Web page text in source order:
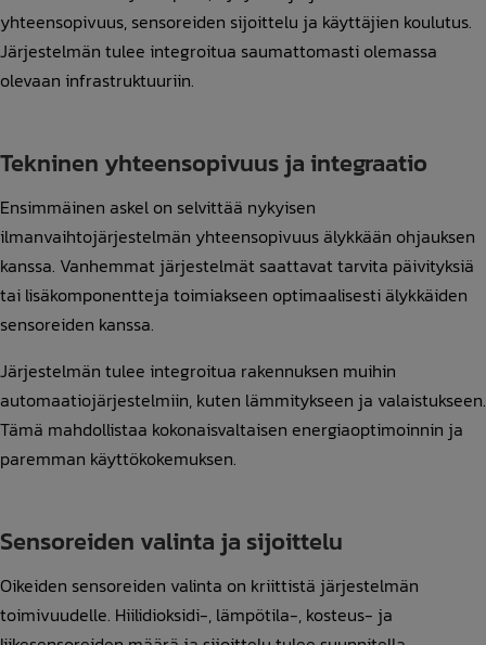
yhteensopivuus, sensoreiden sijoittelu ja käyttäjien koulutus.
Järjestelmän tulee integroitua saumattomasti olemassa
olevaan infrastruktuuriin.
Tekninen yhteensopivuus ja integraatio
Ensimmäinen askel on selvittää nykyisen
ilmanvaihtojärjestelmän yhteensopivuus älykkään ohjauksen
kanssa. Vanhemmat järjestelmät saattavat tarvita päivityksiä
tai lisäkomponentteja toimiakseen optimaalisesti älykkäiden
sensoreiden kanssa.
Järjestelmän tulee integroitua rakennuksen muihin
automaatiojärjestelmiin, kuten lämmitykseen ja valaistukseen.
Tämä mahdollistaa kokonaisvaltaisen energiaoptimoinnin ja
paremman käyttökokemuksen.
Sensoreiden valinta ja sijoittelu
Oikeiden sensoreiden valinta on kriittistä järjestelmän
toimivuudelle. Hiilidioksidi-, lämpötila-, kosteus- ja